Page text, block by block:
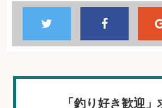
「釣り好き歓迎